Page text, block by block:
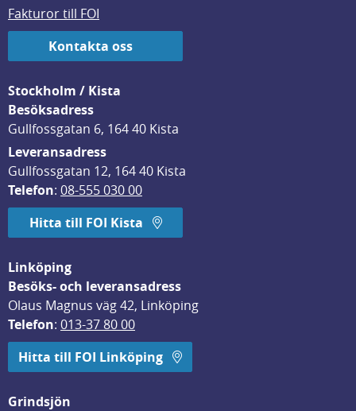
Fakturor till FOI
Kontakta oss
Stockholm / Kista
Besöksadress
Gullfossgatan 6, 164 40 Kista
Leveransadress
Gullfossgatan 12, 164 40 Kista
Telefon: 08-555 030 00
Hitta till FOI Kista
Linköping
Besöks- och leveransadress
Olaus Magnus väg 42, Linköping
Telefon: 013-37 80 00
Hitta till FOI Linköping
Grindsjön